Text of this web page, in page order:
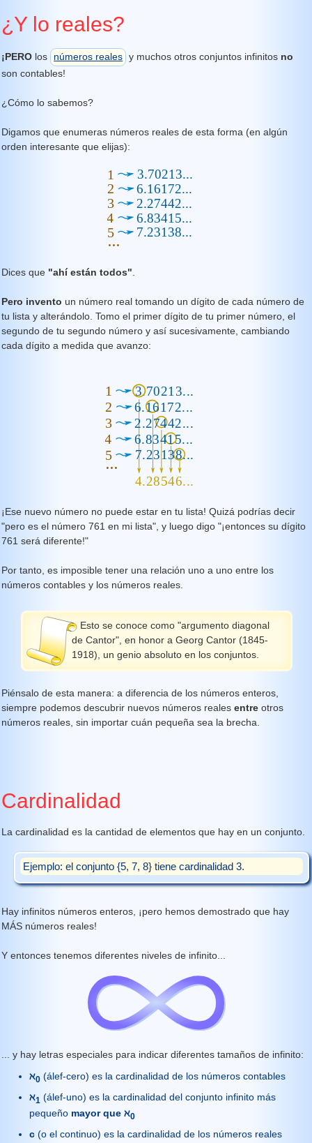
¿Y lo reales?
¡PERO los números reales y muchos otros conjuntos infinitos no
son contables!
¿Cómo lo sabemos?
Digamos que enumeras números reales de esta forma (en algún
orden interesante que elijas):
Dices que "ahí están todos"
Pero invento un número real tomando un dígito de cada número de
tu lista y alterándolo. Tomo el primer dígito de tu primer número, el
segundo de tu segundo número y así sucesivamente, cambiando
cada dígito a medida que avanzo:
¡Ese nuevo número no puede estar en tu lista! Quizá podrías decir
"pero es el número 761 en mi lista", y luego digo "¡entonces su dígito
761 será diferente!"
Por tanto, es imposible tener una relación uno a uno entre los
números contables y los números reales.
Esto se conoce como "argumento diagonal
de Cantor", en honor a Georg Cantor (1845-
1918), un genio absoluto en los conjuntos.
Piénsalo de esta manera: a diferencia de los números enteros,
siempre podemos descubrir nuevos números reales entre otros
números reales, sin importar cuán pequeña sea la brecha.
Cardinalidad
La cardinalidad es la cantidad de elementos que hay en un conjunto.
Ejemplo: el conjunto {5, 7, 8} tiene cardinalidad 3.
Hay infinitos números enteros, ¡pero hemos demostrado que hay
MÁS números reales!
Y entonces tenemos diferentes niveles de infinito...
... y hay letras especiales para indicar diferentes tamaños de infinito:
ℵ0 (álef-cero) es la cardinalidad de los números contables
ℵ1 (álef-uno) es la cardinalidad del conjunto infinito más
pequeño mayor que ℵ0
c (o el continuo) es la cardinalidad de los números reales